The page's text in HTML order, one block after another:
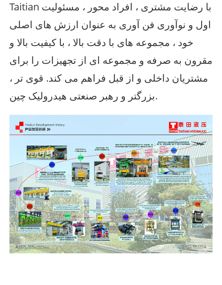
Taitian با رضایت مشتری ، افراد محور ، مسئولیت
اول و نوآوری فن آوری به عنوان ارزش های اصلی
خود ، مجموعه های با دقت بالا ، با کیفیت بالا و
مقرون به صرفه و مجموعه ای از تجهیزات را برای
مشتریان داخلی و از قبل فراهم می کند. قوی تر ،
بزرگتر و رهبر صنعتی هیدرولیک چین.